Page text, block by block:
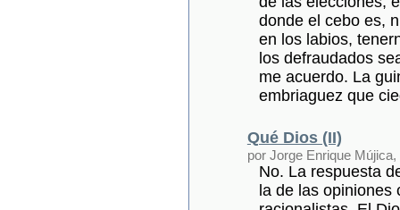
donde el cebo es,
en los labios,
los defraudados
me acuerdo. La
embriaguez que
Qué Dios (II)
por Jorge Enrique Mújica,
No. La respuesta
la de las opiniones